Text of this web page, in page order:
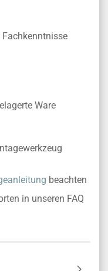
Fachkenntnisse
Ware
beachten
in unseren FAQ